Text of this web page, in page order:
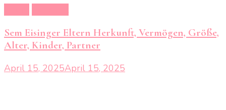
Sem Eisinger Eltern Herkunft, Vermögen, Größe,
Alter, Kinder, Partner
April 15, 2025April 15, 2025